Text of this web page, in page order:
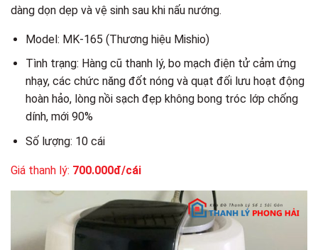
dàng dọn dẹp và vệ sinh sau khi nấu nướng.
Model: MK-165 (Thương hiệu Mishio)
Tình trạng: Hàng cũ thanh lý, bo mạch điện tử cảm ứng
nhạy, các chức năng đốt nóng và quạt đối lưu hoạt động
hoàn hảo, lòng nồi sạch đẹp không bong tróc lớp chống
dính, mới 90%
Số lượng: 10 cái
Giá thanh lý: 700.000đ/cái